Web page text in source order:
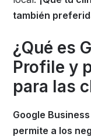
también
¿Qué es
Profile y
para las
Google
permite a los